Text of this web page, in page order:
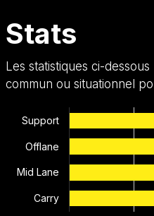
Stats
Les statistiques ci-
commun ou situationnel
Support
Offlane
Mid Lane
Carry